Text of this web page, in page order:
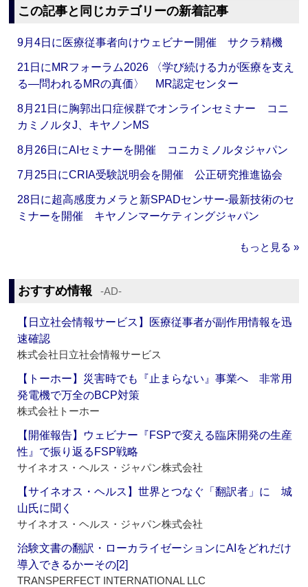
この記事と同じカテゴリーの新着記事
9月4日に医療従事者向けウェビナー開催 サクラ精機
21日にMRフォーラム2026 〈学び続ける力が医療を支え
る―問われるMRの真価〉 MR認定センター
8月21日に胸郭出口症候群でオンラインセミナー コニ
カミノルタJ、キヤノンMS
8月26日にAIセミナーを開催 コニカミノルタジャパン
7月25日にCRIA受験説明会を開催 公正研究推進協会
28日に超高感度カメラと新SPADセンサー‐最新技術のセ
ミナーを開催 キヤノンマーケティングジャパン
もっと見る »
おすすめ情報 ‐AD‐
【日立社会情報サービス】医療従事者が副作用情報を迅
速確認
株式会社日立社会情報サービス
【トーホー】災害時でも『止まらない』事業へ 非常用
発電機で万全のBCP対策
株式会社トーホー
【開催報告】ウェビナー『FSPで変える臨床開発の生産
性』で振り返るFSP戦略
サイネオス・ヘルス・ジャパン株式会社
【サイネオス・ヘルス】世界とつなぐ「翻訳者」に 城
山氏に聞く
サイネオス・ヘルス・ジャパン株式会社
治験文書の翻訳・ローカライゼーションにAIをどれだけ
導入できるかーその[2]
TRANSPERFECT INTERNATIONAL LLC